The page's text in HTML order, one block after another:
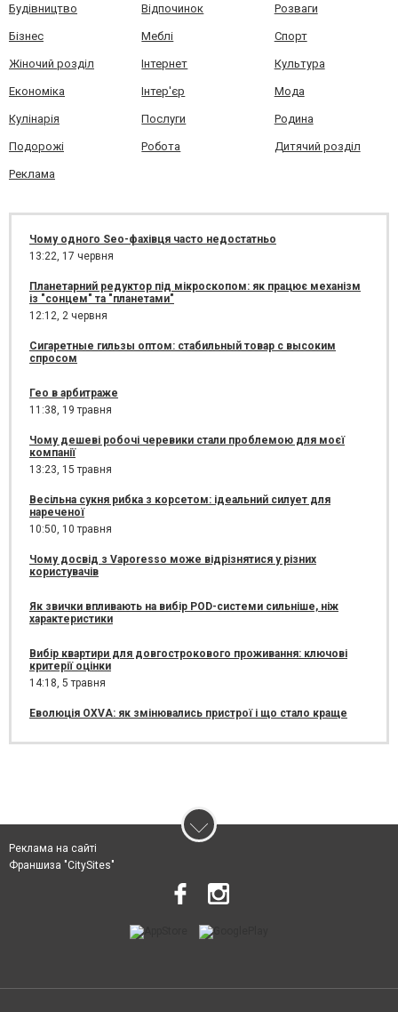
Будівництво Відпочинок Розваги
Бізнес Меблі Спорт
Жіночий розділ Інтернет Культура
Економіка Інтер'єр Мода
Кулінарія Послуги Родина
Подорожі Робота Дитячий розділ
Реклама
Чому одного Seo-фахівця часто недостатньо
13:22, 17 червня
Планетарний редуктор під мікроскопом: як працює механізм
із "сонцем" та "планетами"
12:12, 2 червня
Сигаретные гильзы оптом: стабильный товар с высоким
спросом
Гео в арбитраже
11:38, 19 травня
Чому дешеві робочі черевики стали проблемою для моєї
компанії
13:23, 15 травня
Весільна сукня рибка з корсетом: ідеальний силует для
нареченої
10:50, 10 травня
Чому досвід з Vaporesso може відрізнятися у різних
користувачів
Як звички впливають на вибір POD-системи сильніше, ніж
характеристики
Вибір квартири для довгострокового проживання: ключові
критерії оцінки
14:18, 5 травня
Еволюція OXVA: як змінювались пристрої і що стало краще
Реклама на сайті
Франшиза "CitySites"